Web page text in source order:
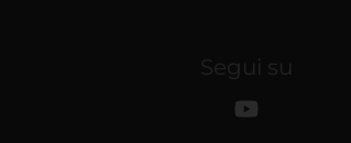
Segui su